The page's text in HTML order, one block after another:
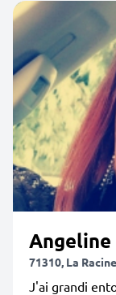
Angeline
71310, La
J'ai grandi